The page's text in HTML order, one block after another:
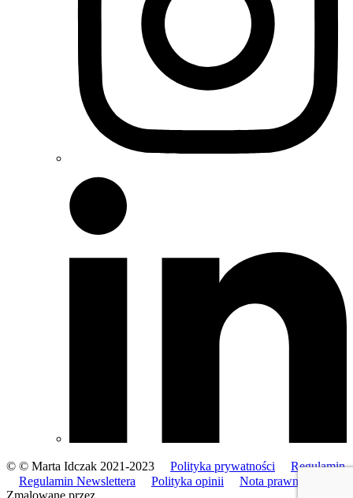
© © Marta Idczak 2021-2023 Polityka prywatności
Regulamin
Regulamin Newslettera
Polityka opinii
Nota prawna